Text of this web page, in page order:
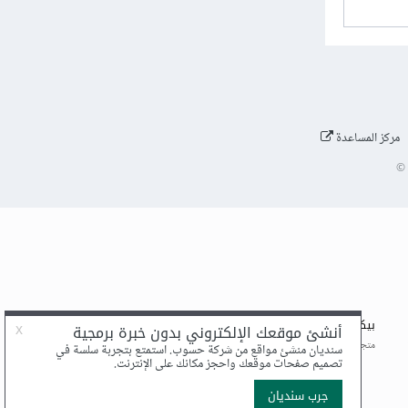
مركز المساعدة
©